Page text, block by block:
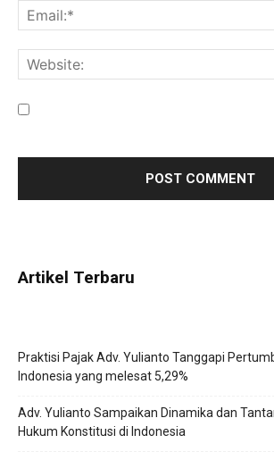
Artikel Terbaru
Praktisi Pajak Adv. Yulianto Tanggapi
Indonesia yang melesat 5,29%
Adv. Yulianto Sampaikan Dinamika dan
Hukum Konstitusi di Indonesia